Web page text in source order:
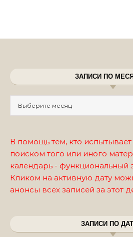
ЗАПИСИ ПО
В помощь тем, кто испытывает
поиском того или иного
календарь - функциональный
Кликом на активную дату
анонсы всех записей за этот
ЗАПИСИ ПО